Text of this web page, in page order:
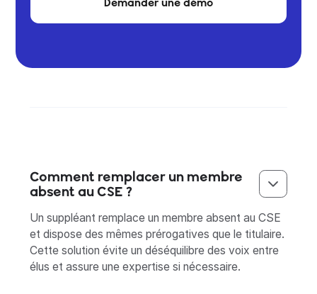
Comment remplacer un membre
absent au CSE ?
Un suppléant remplace un membre absent au CSE
et dispose des mêmes prérogatives que le titulaire.
Cette solution évite un déséquilibre des voix entre
élus et assure une expertise si nécessaire.